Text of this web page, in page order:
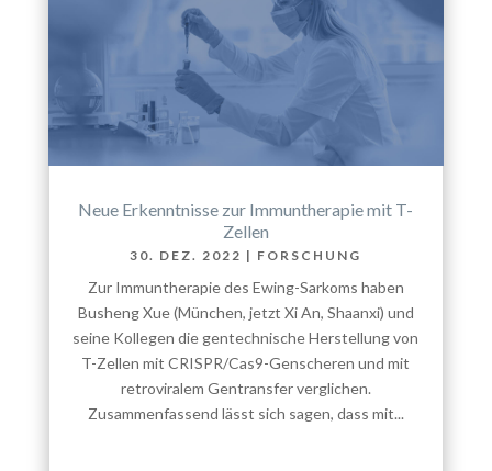
Neue Erkenntnisse zur Immuntherapie mit T-
Zellen
30. DEZ. 2022 | FORSCHUNG
Zur Immuntherapie des Ewing-Sarkoms haben
Busheng Xue (München, jetzt Xi An, Shaanxi) und
seine Kollegen die gentechnische Herstellung von
T-Zellen mit CRISPR/Cas9-Genscheren und mit
retroviralem Gentransfer verglichen.
Zusammenfassend lässt sich sagen, dass mit...